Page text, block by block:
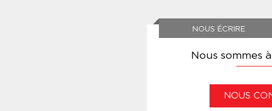
NOUS ÉCRIRE
Nous sommes
NOUS